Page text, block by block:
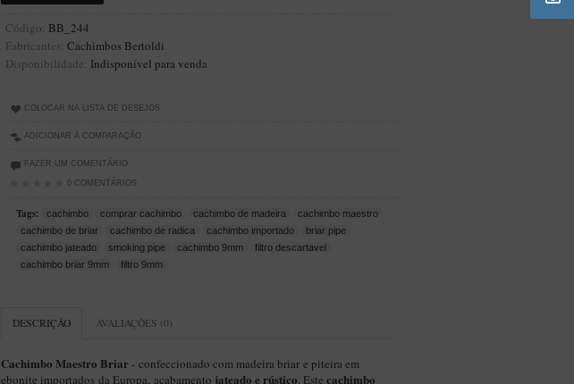
Código: BB_244
Fabricantes: Cachimbos Bertoldi
Disponibilidade: Indisponível para venda
COLOCAR NA LISTA DE DESEJOS
ADICIONAR À COMPARAÇÃO
FAZER UM COMENTÁRIO
0 COMENTÁRIOS
Tags: cachimbo comprar cachimbo cachimbo de madeira
cachimbo maestro
cachimbo de briar
cachimbo de radica cachimbo importado
briar pipe
cachimbo jateado
smoking pipe cachimbo 9mm
filtro descartavel
cachimbo briar 9mm
filtro 9mm
DESCRIÇÃO AVALIAÇÕES (0)
Cachimbo Maestro Briar - confeccionado com madeira briar e piteira em
ebonite importados da Europa, acabamento jateado e rústico. Este cachimbo